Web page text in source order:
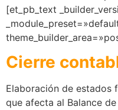
[et_pb_text
Cierre
Elaboración de estados
que afecta al Balance